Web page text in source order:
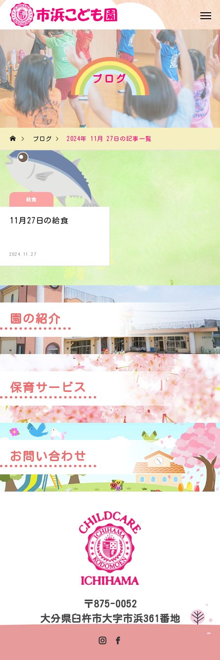
ブログ
ブログ 2024年 11月 27日の記事一覧
給食
11月27日の給食
2024.11.27
園の紹介
保育サービス
お問い合わせ
〒875-0052
大分県臼杵市大字市浜361番地